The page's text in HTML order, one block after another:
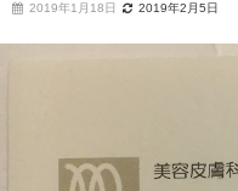
2019年1月18日 2019年2月5日